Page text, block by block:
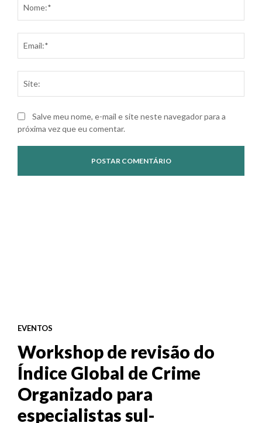
Salve meu nome, e-mail e site neste navegador para a
próxima vez que eu comentar.